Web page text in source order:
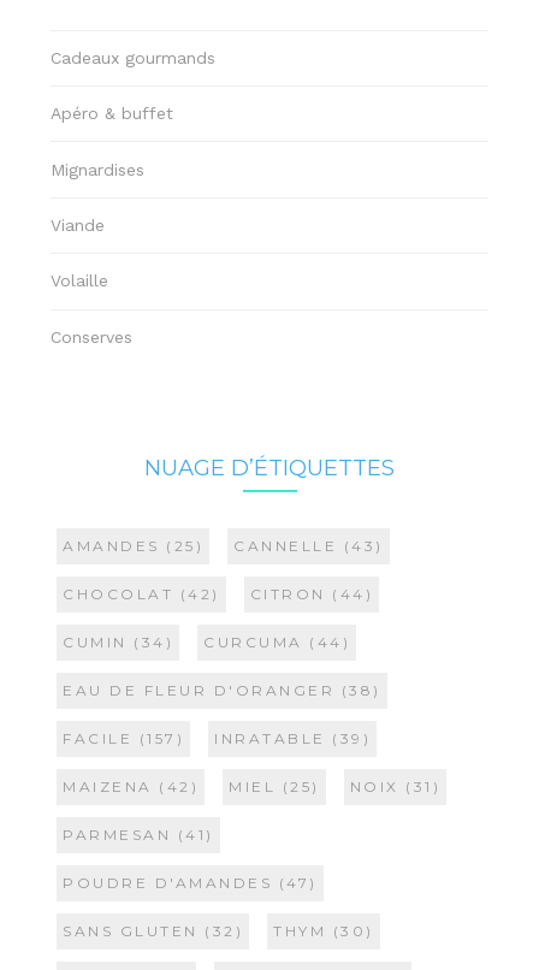
Cadeaux gourmands
Apéro & buffet
Mignardises
Viande
Volaille
Conserves
NUAGE D’ÉTIQUETTES
AMANDES (25) CANNELLE (43)
CHOCOLAT (42) CITRON (44)
CUMIN (34) CURCUMA (44)
EAU DE FLEUR D'ORANGER (38)
FACILE (157) INRATABLE (39)
MAIZENA (42) MIEL (25) NOIX (31)
PARMESAN (41)
POUDRE D'AMANDES (47)
SANS GLUTEN (32) THYM (30)